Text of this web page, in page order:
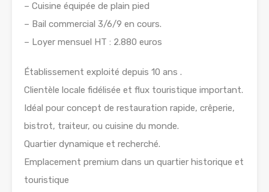
– Cuisine équipée de plain pied
– Bail commercial 3/6/9 en cours.
– Loyer mensuel HT : 2.880 euros
Établissement exploité depuis 10 ans .
Clientèle locale fidélisée et flux touristique important.
Idéal pour concept de restauration rapide, crêperie,
bistrot, traiteur, ou cuisine du monde.
Quartier dynamique et recherché.
Emplacement premium dans un quartier historique et
touristique